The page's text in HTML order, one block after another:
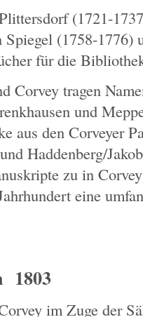
(1721-
(1758-1776)
für die
Corvey tragen
und
aus den Corveyer
Haddenberg/
zu in
eine
1803
im Zuge der